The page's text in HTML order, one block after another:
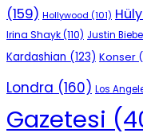
(159) Hollywood (101)
Irina Shayk(110) Justin
Kardashian (123) Konser
Londra (160) Los
Gazetesi